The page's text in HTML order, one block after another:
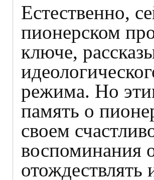
Естественно,
пионерском
ключе,
режима. Но
память о
своем
воспоминания